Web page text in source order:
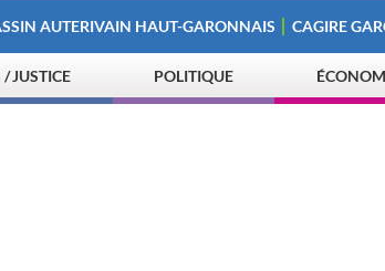
AUTERIVAIN HAUT-GARONNAIS CAGIRE
/ JUSTICE POLITIQUE